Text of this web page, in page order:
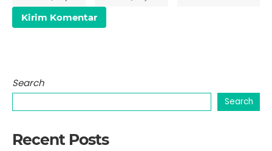
Search
Search
Recent Posts